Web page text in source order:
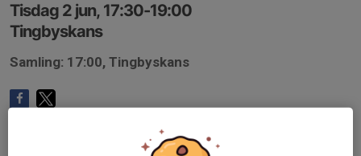
Tisdag 2 jun, 17:30-19:00
Tingbyskans
Samling: 17:00, Tingbyskans